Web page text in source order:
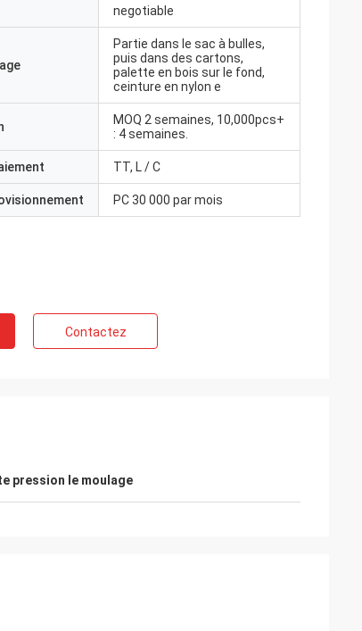
negotiable
Partie dans le sac à bulles,
puis dans des cartons,
palette en bois sur le fond,
ceinture en nylon e
MOQ 2 semaines, 10,000pcs+
: 4 semaines.
TT, L / C
PC 30 000 par mois
Contactez
pression le moulage